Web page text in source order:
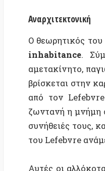
συνήθειές τους,
του Lefebvre
Αυτές οι αλλόκοτα
είναι χτισμένες
περισυνέλεξαν από
μιας συλλογικής